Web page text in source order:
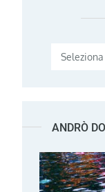
Categorie
ANDRÒ